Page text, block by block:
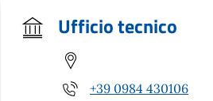
Ufficio tecnico
+39 0984 430106